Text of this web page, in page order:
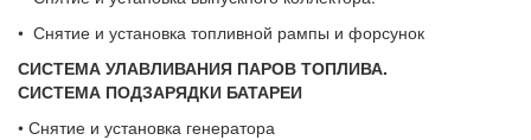
• Снятие и установка топливной рампы и форсунок
СИСТЕМА УЛАВЛИВАНИЯ ПАРОВ ТОПЛИВА.
СИСТЕМА ПОДЗАРЯДКИ БАТАРЕИ
• Снятие и установка генератора